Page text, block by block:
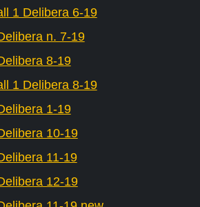
1 Delibera 6-19
n. 7-19
8-19
1 Delibera 8-19
1-19
10-19
11-19
12-19